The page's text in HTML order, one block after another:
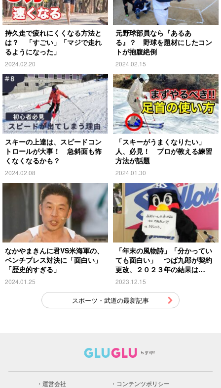
持久走で疲れにくくなる方法と
は？ 「すごい」「マジで走れ
るようになった」
2024.02.20
元野球部員なら『あるあ
る』？ 野球を題材にしたコン
トが抱腹絶倒
2024.02.15
スキーの上達は、スピードコン
トロールが大事！ 急斜面も怖
くなくなるかも？
2024.02.08
「スキーがうまくなりたい」
人、必見！ プロが教える練習
方法が話題
2024.01.30
なかやまきんに君VS米海軍の、
ベンチプレス対決に「面白い」
「歴史的すぎる」
2024.01.25
「年末の風物詩」「分かってい
ても面白い」 つば九郎が契約
更改、２０２３年の結果は…
2023.12.15
スポーツ・武道の最新記事
運営会社 コンテンツポリシー